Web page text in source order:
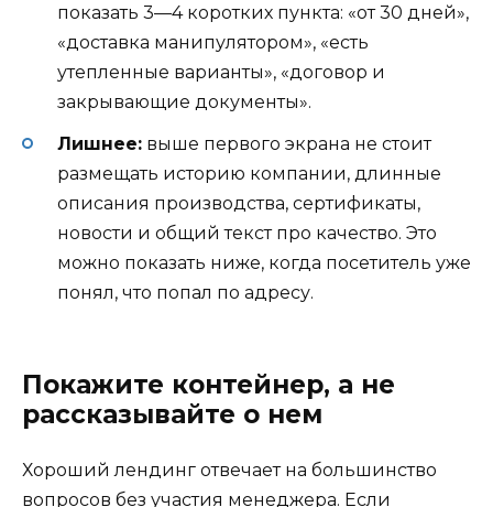
показать 3—4 коротких пункта: «от 30 дней»,
«доставка манипулятором», «есть
утепленные варианты», «договор и
закрывающие документы».
Лишнее: выше первого экрана не стоит
размещать историю компании, длинные
описания производства, сертификаты,
новости и общий текст про качество. Это
можно показать ниже, когда посетитель уже
понял, что попал по адресу.
Покажите контейнер, а не
рассказывайте о нем
Хороший лендинг отвечает на большинство
вопросов без участия менеджера. Если